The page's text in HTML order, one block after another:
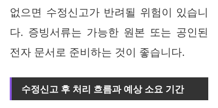
없으면 수정신고가 반려될 위험이 있습니
다. 증빙서류는 가능한 원본 또는 공인된
전자 문서로 준비하는 것이 좋습니다.
수정신고 후 처리 흐름과 예상 소요 기간